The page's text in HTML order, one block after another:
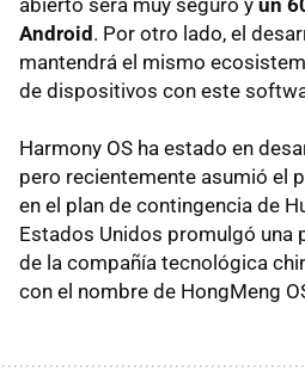
Android. Por otro lado, el
mantendrá el mismo
de dispositivos con este
Harmony OS ha estado en
pero recientemente asumió el
en el plan de contingencia de
Estados Unidos promulgó una
de la compañía tecnológica
con el nombre de HongMeng